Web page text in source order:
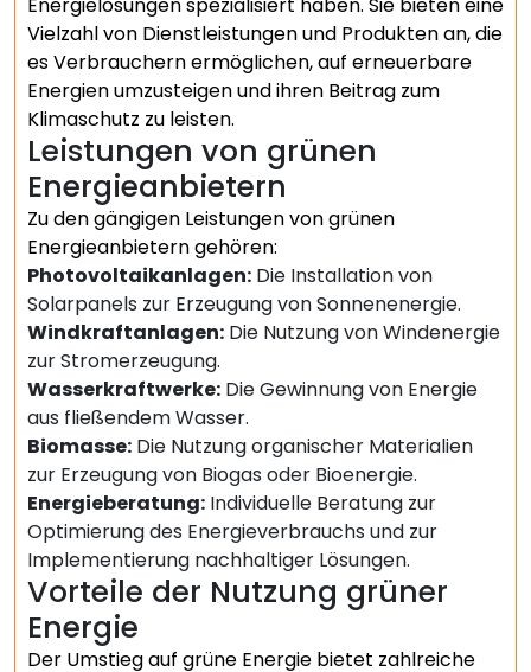
Vielzahl von Dienstleistungen und Produkten an, die
es Verbrauchern ermöglichen, auf erneuerbare
Energien umzusteigen und ihren Beitrag zum
Klimaschutz zu leisten.
Leistungen von grünen
Energieanbietern
Zu den gängigen Leistungen von grünen
Energieanbietern gehören:
Photovoltaikanlagen: Die Installation von
Solarpanels zur Erzeugung von Sonnenenergie.
Windkraftanlagen: Die Nutzung von Windenergie
zur Stromerzeugung.
Wasserkraftwerke: Die Gewinnung von Energie
aus fließendem Wasser.
Biomasse: Die Nutzung organischer Materialien
zur Erzeugung von Biogas oder Bioenergie.
Energieberatung: Individuelle Beratung zur
Optimierung des Energieverbrauchs und zur
Implementierung nachhaltiger Lösungen.
Vorteile der Nutzung grüner
Energie
Der Umstieg auf grüne Energie bietet zahlreiche